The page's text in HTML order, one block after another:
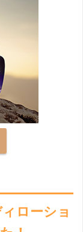
ローショ